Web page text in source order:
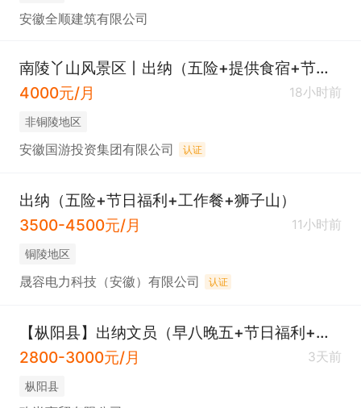
安徽全顺建筑有限公司
南陵丫山风景区丨出纳（五险+提供食宿+节日福利）
4000元/月
18小时前
非铜陵地区
安徽国游投资集团有限公司 认证
出纳（五险+节日福利+工作餐+狮子山）
3500-4500元/月
11小时前
铜陵地区
晟容电力科技（安徽）有限公司 认证
【枞阳县】出纳文员（早八晚五+节日福利+免费培训）
2800-3000元/月
3天前
枞阳县